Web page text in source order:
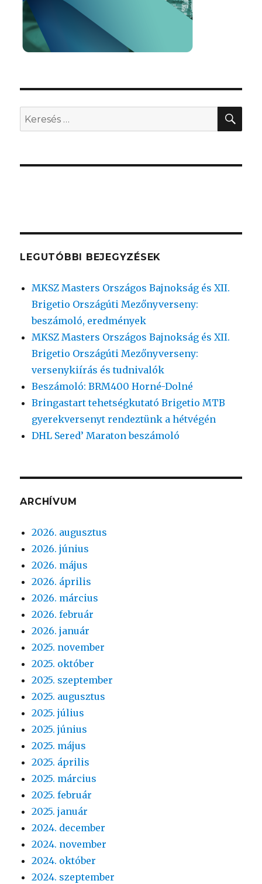
Keresés
a
kifejezésre:
LEGUTÓBBI BEJEGYZÉSEK
MKSZ Masters Országos Bajnokság és XII.
Brigetio Országúti Mezőnyverseny:
beszámoló, eredmények
MKSZ Masters Országos Bajnokság és XII.
Brigetio Országúti Mezőnyverseny:
versenykiírás és tudnivalók
Beszámoló: BRM400 Horné-Dolné
Bringastart tehetségkutató Brigetio MTB
gyerekversenyt rendeztünk a hétvégén
DHL Sered’ Maraton beszámoló
ARCHÍVUM
2026. augusztus
2026. június
2026. május
2026. április
2026. március
2026. február
2026. január
2025. november
2025. október
2025. szeptember
2025. augusztus
2025. július
2025. június
2025. május
2025. április
2025. március
2025. február
2025. január
2024. december
2024. november
2024. október
2024. szeptember